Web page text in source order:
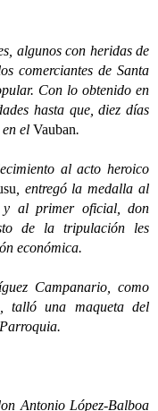
con heridas de
comerciantes de Santa
Con lo obtenido en
hasta que, diez días
el Vauban.
al acto heroico
, entregó la medalla al
y al primer oficial, don
de la tripulación les
económica.
Campanario, como
talló una maqueta del
López-Balboa